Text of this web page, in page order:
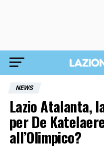
NEWS
Lazio Atalanta,
per De
all’Olimpico?